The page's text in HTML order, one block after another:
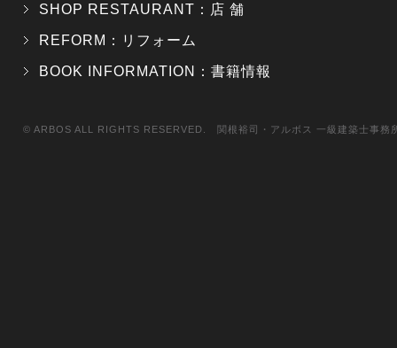
SHOP RESTAURANT：店 舗
REFORM：リフォーム
BOOK INFORMATION：書籍情報
© ARBOS ALL RIGHTS RESERVED. 関根裕司・アルボス 一級建築士事務